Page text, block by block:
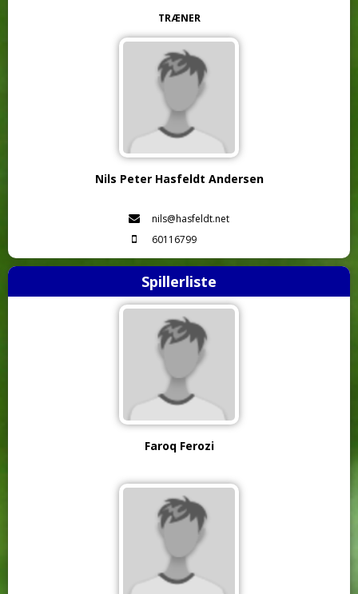
TRÆNER
Nils Peter Hasfeldt Andersen
nils@hasfeldt.net
60116799
Spillerliste
Faroq Ferozi